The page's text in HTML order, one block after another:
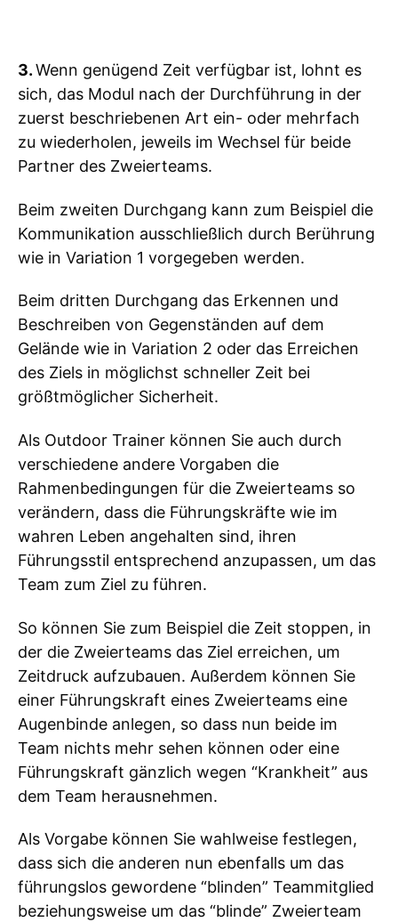
3.Wenn genügend Zeit verfügbar ist, lohnt es
sich, das Modul nach der Durchführung in der
zuerst beschriebenen Art ein- oder mehrfach
zu wiederholen, jeweils im Wechsel für beide
Partner des Zweierteams.
Beim zweiten Durchgang kann zum Beispiel die
Kommunikation ausschließlich durch Berührung
wie in Variation 1 vorgegeben werden.
Beim dritten Durchgang das Erkennen und
Beschreiben von Gegenständen auf dem
Gelände wie in Variation 2 oder das Erreichen
des Ziels in möglichst schneller Zeit bei
größtmöglicher Sicherheit.
Als Outdoor Trainer können Sie auch durch
verschiedene andere Vorgaben die
Rahmenbedingungen für die Zweierteams so
verändern, dass die Führungskräfte wie im
wahren Leben angehalten sind, ihren
Führungsstil entsprechend anzupassen, um das
Team zum Ziel zu führen.
So können Sie zum Beispiel die Zeit stoppen, in
der die Zweierteams das Ziel erreichen, um
Zeitdruck aufzubauen. Außerdem können Sie
einer Führungskraft eines Zweierteams eine
Augenbinde anlegen, so dass nun beide im
Team nichts mehr sehen können oder eine
Führungskraft gänzlich wegen “Krankheit” aus
dem Team herausnehmen.
Als Vorgabe können Sie wahlweise festlegen,
dass sich die anderen nun ebenfalls um das
führungslos gewordene “blinden” Teammitglied
beziehungsweise um das “blinde” Zweierteam